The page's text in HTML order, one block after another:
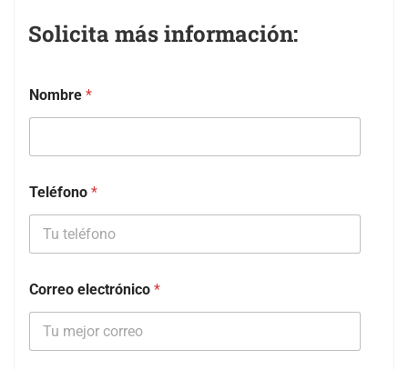
Solicita más información:
Nombre *
Teléfono *
Correo electrónico *